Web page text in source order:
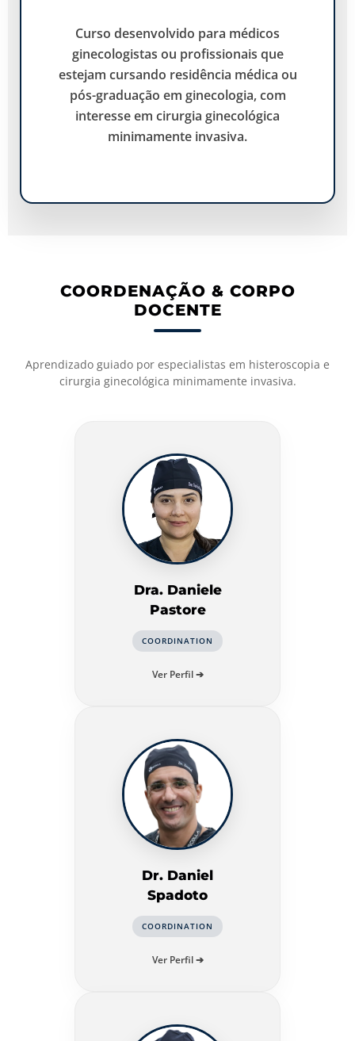
Curso desenvolvido para médicos
ginecologistas ou profissionais que
estejam cursando residência médica ou
pós-graduação em ginecologia, com
interesse em cirurgia ginecológica
minimamente invasiva.
COORDENAÇÃO & CORPO
DOCENTE
Aprendizado guiado por especialistas em histeroscopia e
cirurgia ginecológica minimamente invasiva.
Dra. Daniele
Pastore
COORDINATION
Ver Perfil ➔
Dr. Daniel
Spadoto
COORDINATION
Ver Perfil ➔